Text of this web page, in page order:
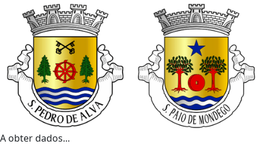
A obter dados...